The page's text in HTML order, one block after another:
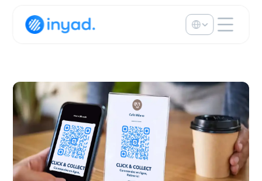
Select Language